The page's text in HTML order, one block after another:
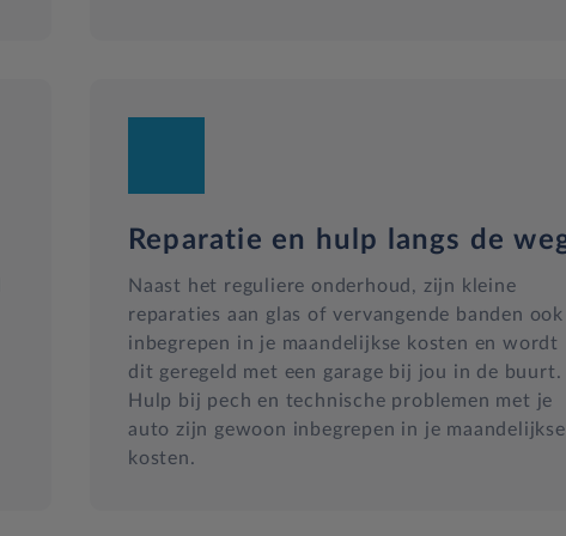
Reparatie en hulp langs de
Naast het reguliere onderhoud, zijn kleine
reparaties aan glas of vervangende banden ook
inbegrepen in je maandelijkse kosten en wordt
dit geregeld met een garage bij jou in de buurt.
Hulp bij pech en technische problemen met je
auto zijn gewoon inbegrepen in je maandelijkse
kosten.